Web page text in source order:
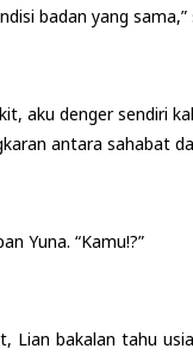
badan yang
aku denger sendiri
antara sahabat
Yuna. “Kamu!?”
Lian bakalan tahu